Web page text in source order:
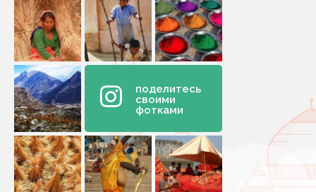
поделитесь
своими
фотками